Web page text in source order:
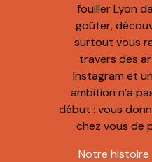
fouiller Lyon
goûter,
surtout vous
travers des
Instagram et
ambition n’a
début : vous
chez vous de
Notre histoire